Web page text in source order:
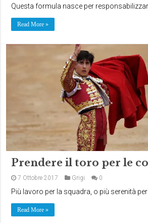
Questa formula nasce per
Read More »
Prendere il toro per le
7 Ottobre 2017 Grigi 0
Più lavoro per la squadra, o più serenità per
Read More »